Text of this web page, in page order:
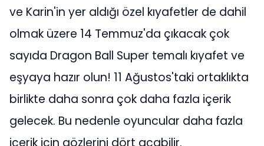
ve Karin'in yer aldığı özel kıyafetler de dahil
olmak üzere 14 Temmuz'da çıkacak çok
sayıda Dragon Ball Super temalı kıyafet ve
eşyaya hazır olun! 11 Ağustos'taki ortaklıkta
birlikte daha sonra çok daha fazla içerik
gelecek. Bu nedenle oyuncular daha fazla
içerik için gözlerini dört açabilir.